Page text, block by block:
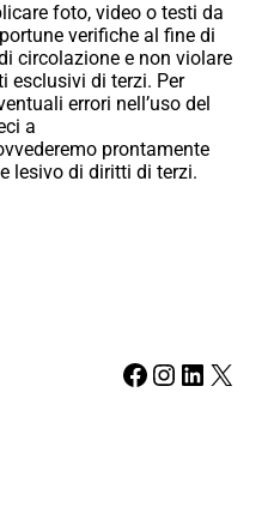
foto, video o testi da
verifiche al fine di
circolazione e non violare
esclusivi di terzi. Per
errori nell’uso del
a
prontamente
lesivo di diritti di terzi.
Facebook Instagram LinkedIn X